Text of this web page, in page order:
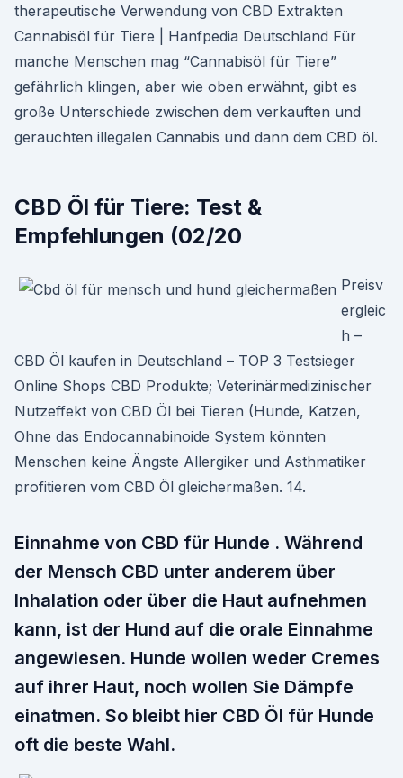
therapeutische Verwendung von CBD Extrakten
Cannabisöl für Tiere | Hanfpedia Deutschland Für
manche Menschen mag “Cannabisöl für Tiere”
gefährlich klingen, aber wie oben erwähnt, gibt es
große Unterschiede zwischen dem verkauften und
gerauchten illegalen Cannabis und dann dem CBD öl.
CBD Öl für Tiere: Test &
Empfehlungen (02/20
Preisv
ergleic
h –
CBD Öl kaufen in Deutschland – TOP 3 Testsieger
Online Shops CBD Produkte; Veterinärmedizinischer
Nutzeffekt von CBD Öl bei Tieren (Hunde, Katzen,
Ohne das Endocannabinoide System könnten
Menschen keine Ängste Allergiker und Asthmatiker
profitieren vom CBD Öl gleichermaßen. 14.
Einnahme von CBD für Hunde . Während
der Mensch CBD unter anderem über
Inhalation oder über die Haut aufnehmen
kann, ist der Hund auf die orale Einnahme
angewiesen. Hunde wollen weder Cremes
auf ihrer Haut, noch wollen Sie Dämpfe
einatmen. So bleibt hier CBD Öl für Hunde
oft die beste Wahl.